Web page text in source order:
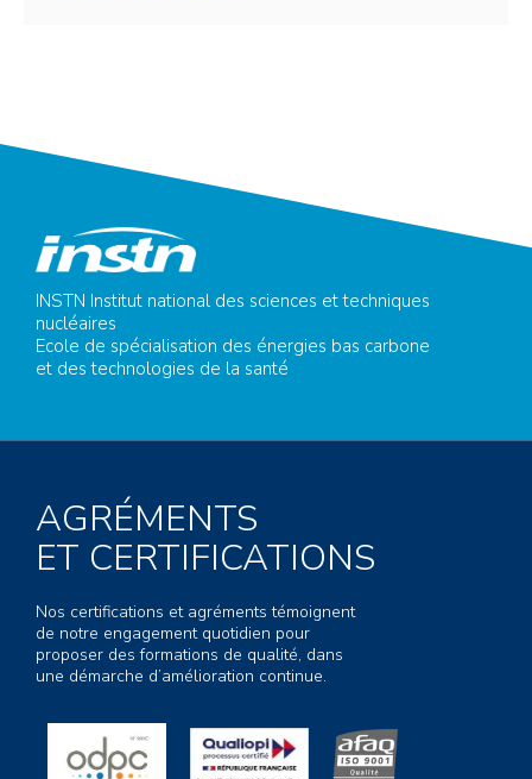
INSTN Institut national des sciences et techniques
nucléaires
Ecole de spécialisation des énergies bas carbone
et des technologies de la santé
AGRÉMENTS
ET CERTIFICATIONS
Nos certifications et agréments témoignent
de notre engagement quotidien pour
proposer des formations de qualité, dans
une démarche d’amélioration continue.